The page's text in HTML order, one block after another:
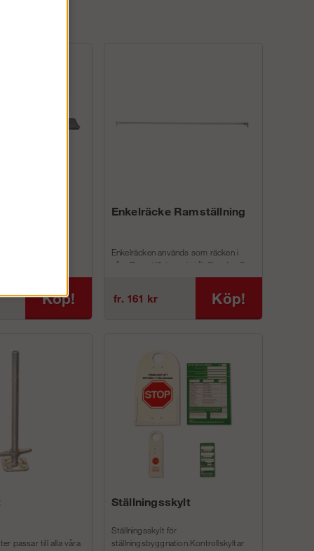
bland annat följande
Köp!
Enkelräcke Ramställning
Enkelräcken används som räcken i
våra Ramställningar i stål. Om du vill
höja din ställning med 1 m så...
fr. 161 kr Köp!
passar till alla våra
Ställningsskylt
Ställningsskylt för
ställningsbyggnation.Kontrollskyltar